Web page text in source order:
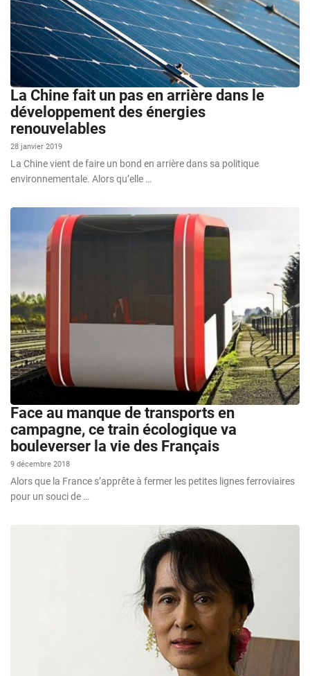
La Chine fait un pas en arrière dans le
développement des énergies
renouvelables
28 janvier 2019
La Chine vient de faire un bond en arrière dans sa politique
environnementale. Alors qu’elle …
Face au manque de transports en
campagne, ce train écologique va
bouleverser la vie des Français
9 décembre 2018
Alors que la France s’apprête à fermer les petites lignes ferroviaires
pour un souci de …